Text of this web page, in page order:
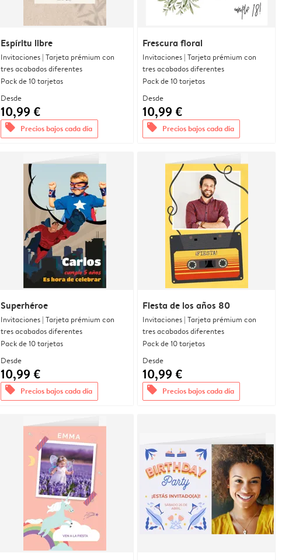
Espíritu libre
Invitaciones | Tarjeta prémium con
tres acabados diferentes
Pack de 10 tarjetas
Desde
10,99 €
offers Precios bajos cada día
Frescura floral
Invitaciones | Tarjeta prémium con
tres acabados diferentes
Pack de 10 tarjetas
Desde
10,99 €
offers Precios bajos cada día
Superhéroe
Invitaciones | Tarjeta prémium con
tres acabados diferentes
Pack de 10 tarjetas
Desde
10,99 €
offers Precios bajos cada día
Fiesta de los años 80
Invitaciones | Tarjeta prémium con
tres acabados diferentes
Pack de 10 tarjetas
Desde
10,99 €
offers Precios bajos cada día